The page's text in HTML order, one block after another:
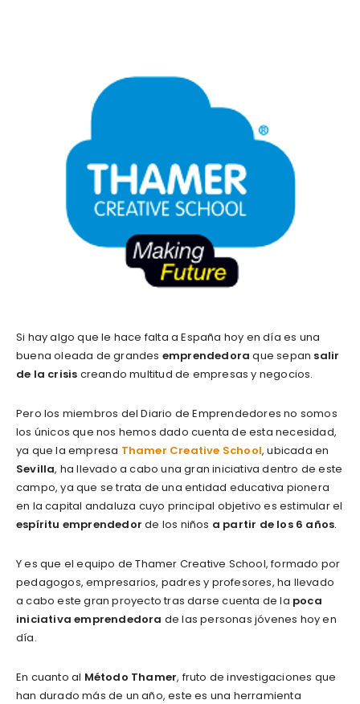
Si hay algo que le hace falta a España hoy en día es una
buena oleada de grandes emprendedora que sepan salir
de la crisis creando multitud de empresas y negocios.
Pero los miembros del Diario de Emprendedores no somos
los únicos que nos hemos dado cuenta de esta necesidad,
ya que la empresa Thamer Creative School, ubicada en
Sevilla, ha llevado a cabo una gran iniciativa dentro de este
campo, ya que se trata de una entidad educativa pionera
en la capital andaluza cuyo principal objetivo es estimular el
espíritu emprendedor de los niños a partir de los 6 años.
Y es que el equipo de Thamer Creative School, formado por
pedagogos, empresarios, padres y profesores, ha llevado
a cabo este gran proyecto tras darse cuenta de la poca
iniciativa emprendedora de las personas jóvenes hoy en
día.
En cuanto al Método Thamer, fruto de investigaciones que
han durado más de un año, este es una herramienta